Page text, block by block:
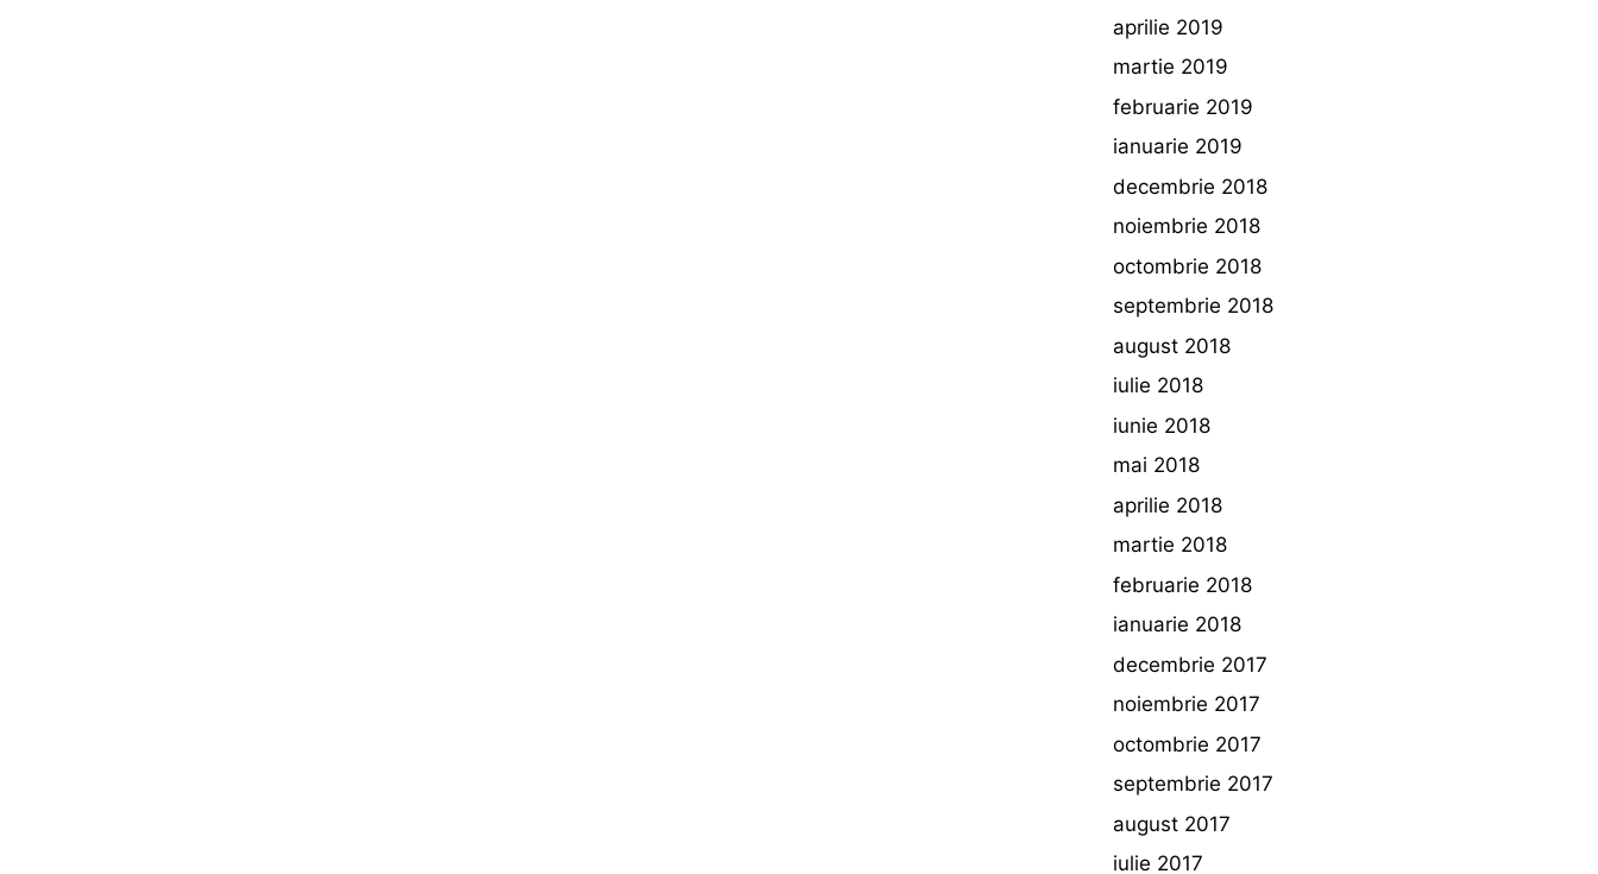
aprilie 2019
martie 2019
februarie 2019
ianuarie 2019
decembrie 2018
noiembrie 2018
octombrie 2018
septembrie 2018
august 2018
iulie 2018
iunie 2018
mai 2018
aprilie 2018
martie 2018
februarie 2018
ianuarie 2018
decembrie 2017
noiembrie 2017
octombrie 2017
septembrie 2017
august 2017
iulie 2017